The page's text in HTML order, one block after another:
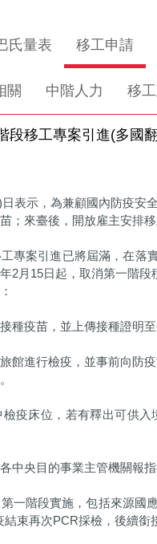
氏量表 移工申請
關 中階人力 移
段移工專案引進(多國
表示，為兼顧國內防疫安
；來臺後，開放雇主安排
專案引進已將屆滿，在落
2月15日起，取消第一階
種疫苗，並上傳接種證明
館進行檢疫，並事前向防
疫床位，若有釋出可供
中央目的事業主管機關報
一階段實施，包括來源國
束再次PCR採檢，後續銜